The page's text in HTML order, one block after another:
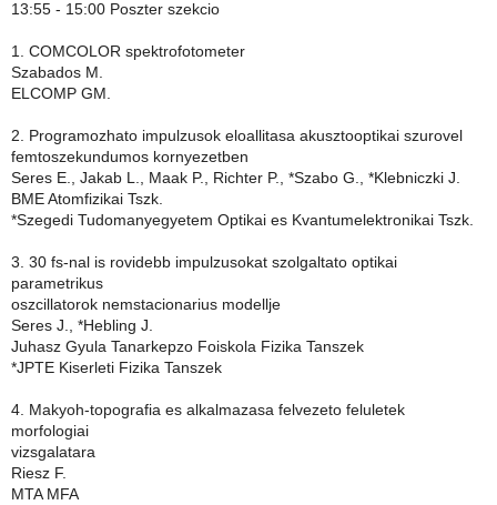
13:55 - 15:00 Poszter szekcio
1. COMCOLOR spektrofotometer
Szabados M.
ELCOMP GM.
2. Programozhato impulzusok eloallitasa akusztooptikai szurovel
femtoszekundumos kornyezetben
Seres E., Jakab L., Maak P., Richter P., *Szabo G., *Klebniczki J.
BME Atomfizikai Tszk.
*Szegedi Tudomanyegyetem Optikai es Kvantumelektronikai Tszk.
3. 30 fs-nal is rovidebb impulzusokat szolgaltato optikai
parametrikus
oszcillatorok nemstacionarius modellje
Seres J., *Hebling J.
Juhasz Gyula Tanarkepzo Foiskola Fizika Tanszek
*JPTE Kiserleti Fizika Tanszek
4. Makyoh-topografia es alkalmazasa felvezeto feluletek
morfologiai
vizsgalatara
Riesz F.
MTA MFA